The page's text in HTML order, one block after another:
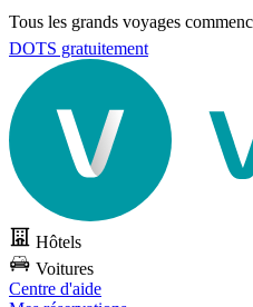
Tous les grands voyages
DOTS gratuitement
Hôtels
Voitures
Centre d'aide